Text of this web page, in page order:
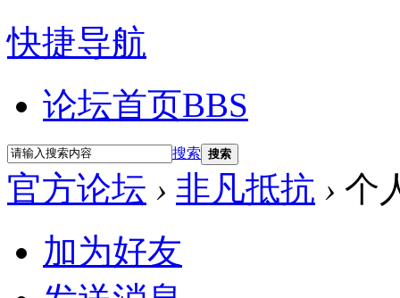
快捷导航
论坛首页BBS
搜索 搜索
官方论坛 › 非凡抵抗 › 个
加为好友